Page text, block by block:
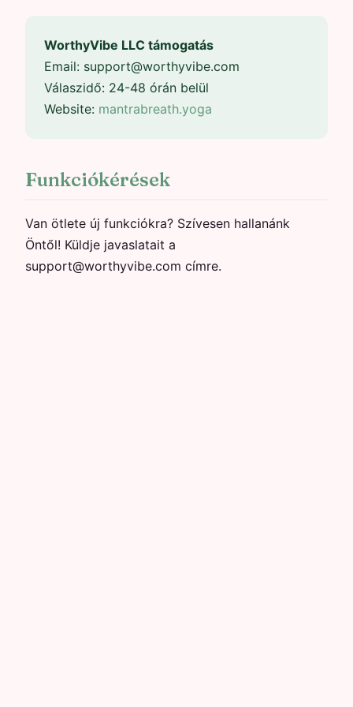
WorthyVibe LLC támogatás
Email: support@worthyvibe.com
Válaszidő: 24-48 órán belül
Website: mantrabreath.yoga
Funkciókérések
Van ötlete új funkciókra? Szívesen hallanánk
Öntől! Küldje javaslatait a
support@worthyvibe.com címre.